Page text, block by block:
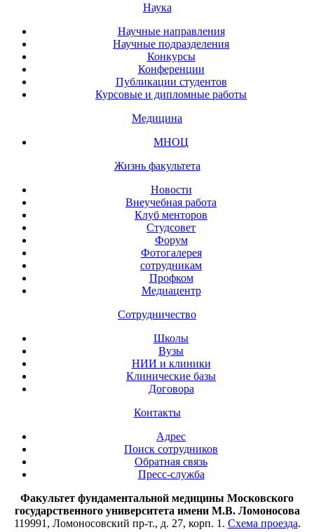
Наука
Научные направления
Научные подразделения
Конкурсы
Конференции
Публикации студентов
Курсовые и дипломные работы
Медицина
МНОЦ
Жизнь факультета
Новости
Внеучебная работа
Клуб менторов
Студсовет
Форум
Фотогалерея
сотрудникам
Профком
Медиацентр
Сотрудничество
Школы
Вузы
НИИ и клиники
Клинические базы
Договора
Контакты
Адрес
Поиск сотрудников
Обратная связь
Пресс-служба
Факультет фундаментальной медицины Московского
государственного университета имени М.В. Ломоносова
119991, Ломоносовский пр-т., д. 27, корп. 1. Схема проезда.